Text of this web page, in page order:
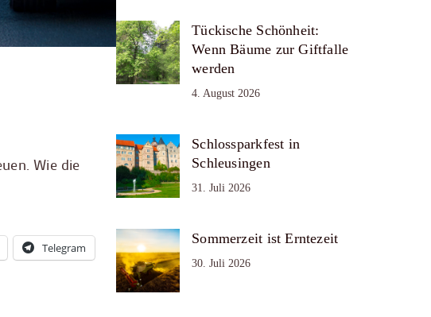
Wie die
Telegram
Tückische Schönheit:
Wenn Bäume zur Giftfalle
werden
4. August 2026
Schlossparkfest in
Schleusingen
31. Juli 2026
Sommerzeit ist Erntezeit
30. Juli 2026